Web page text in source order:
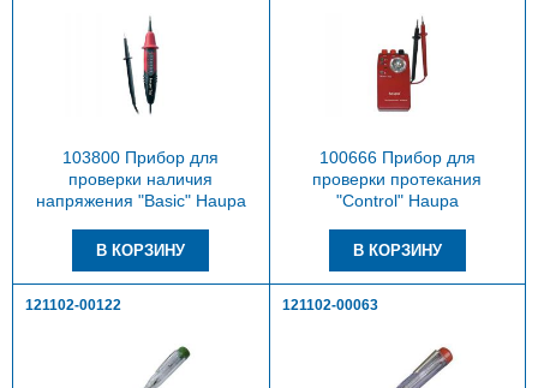
103800 Прибор для
проверки наличия
напряжения "Basic" Haupa
100666 Прибор для
проверки протекания
"Control" Haupa
121102-00122 121102-00063